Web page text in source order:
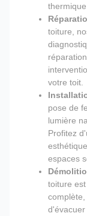
toiture,
votre toit.
pose de
lumière
Profitez
espaces
toiture